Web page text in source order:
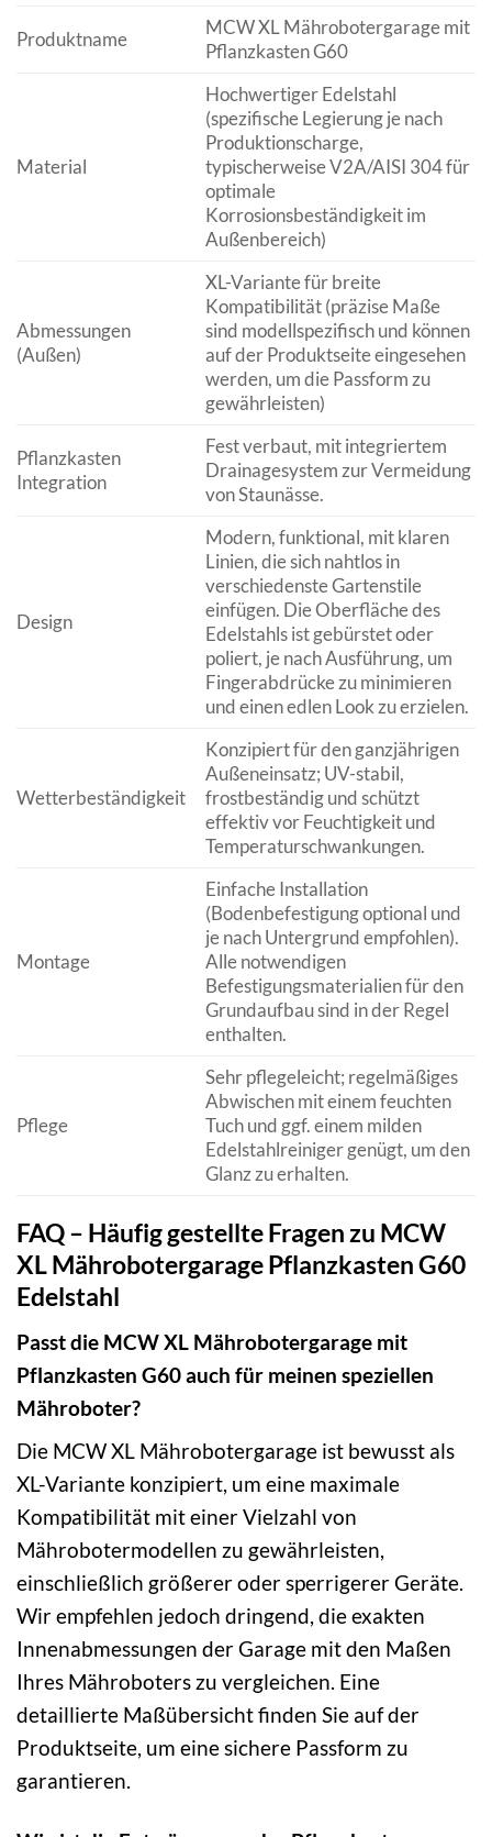
Produktname
MCW XL Mährobotergarage mit
Pflanzkasten G60
Material
Hochwertiger Edelstahl
(spezifische Legierung je nach
Produktionscharge,
typischerweise V2A/AISI 304 für
optimale
Korrosionsbeständigkeit im
Außenbereich)
Abmessungen
(Außen)
XL-Variante für breite
Kompatibilität (präzise Maße
sind modellspezifisch und können
auf der Produktseite eingesehen
werden, um die Passform zu
gewährleisten)
Pflanzkasten
Integration
Fest verbaut, mit integriertem
Drainagesystem zur Vermeidung
von Staunässe.
Design
Modern, funktional, mit klaren
Linien, die sich nahtlos in
verschiedenste Gartenstile
einfügen. Die Oberfläche des
Edelstahls ist gebürstet oder
poliert, je nach Ausführung, um
Fingerabdrücke zu minimieren
und einen edlen Look zu erzielen.
Wetterbeständigkeit
Konzipiert für den ganzjährigen
Außeneinsatz; UV-stabil,
frostbeständig und schützt
effektiv vor Feuchtigkeit und
Temperaturschwankungen.
Montage
Einfache Installation
(Bodenbefestigung optional und
je nach Untergrund empfohlen).
Alle notwendigen
Befestigungsmaterialien für den
Grundaufbau sind in der Regel
enthalten.
Pflege
Sehr pflegeleicht; regelmäßiges
Abwischen mit einem feuchten
Tuch und ggf. einem milden
Edelstahlreiniger genügt, um den
Glanz zu erhalten.
FAQ – Häufig gestellte Fragen zu MCW
XL Mährobotergarage Pflanzkasten G60
Edelstahl
Passt die MCW XL Mährobotergarage mit
Pflanzkasten G60 auch für meinen speziellen
Mähroboter?
Die MCW XL Mährobotergarage ist bewusst als
XL-Variante konzipiert, um eine maximale
Kompatibilität mit einer Vielzahl von
Mährobotermodellen zu gewährleisten,
einschließlich größerer oder sperrigerer Geräte.
Wir empfehlen jedoch dringend, die exakten
Innenabmessungen der Garage mit den Maßen
Ihres Mähroboters zu vergleichen. Eine
detaillierte Maßübersicht finden Sie auf der
Produktseite, um eine sichere Passform zu
garantieren.